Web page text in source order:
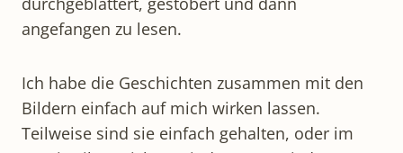
angefangen zu lesen.
Ich habe die Geschichten zusammen mit den
Bildern einfach auf mich wirken lassen.
Teilweise sind sie einfach gehalten, oder im